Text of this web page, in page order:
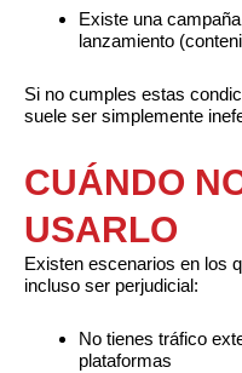
Existe una
lanzamiento
Si no cumples estas
suele ser simplemente
CUÁNDO
USARLO
Existen escenarios en los
incluso ser perjudicial:
No tienes tráfico
plataformas